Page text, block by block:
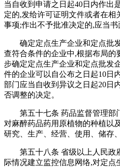
当自收到申请之日起40日内作出
定的,发给许可证明文件或者在相
事项;作出不予批准决定的,应当书
确定定点生产企业和定点批
查符合条件的企业中,根据布局的
步确定定点生产企业和定点批发
件的企业可以自公布之日起10日
部门应当自收到异议之日起20日
否调整的决定。
第五十七条 药品监督管理部
对麻醉药品药用原植物的种植以
研究、生产、经营、使用、储存
第五十八条 省级以上人民政
际情况建立监控信息网络,对定点